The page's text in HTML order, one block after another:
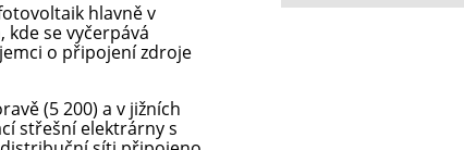
hlavně v
se vyčerpává
o připojení zdroje
(5 200) a v jižních
střešní elektrárny s